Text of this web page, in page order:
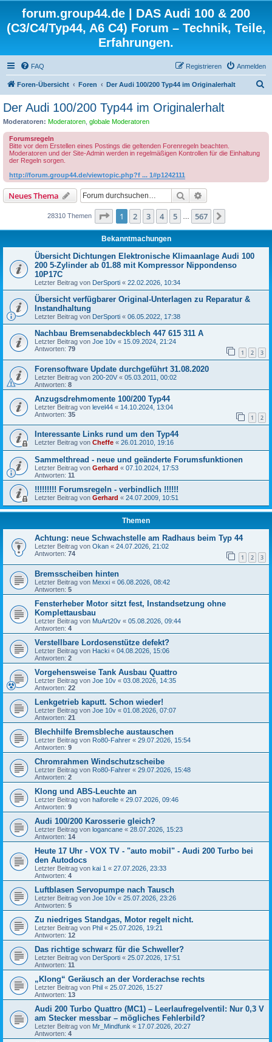
forum.group44.de | DAS Audi 100 & 200
(C3/C4/Typ44, A6 C4) Forum – Technik, Teile,
Erfahrungen.
FAQ Anmelden
Registrieren
Foren-Übersicht Foren Der Audi 100/200 Typ44 im Originalerhalt
Der Audi 100/200 Typ44 im Originalerhalt
Moderatoren: Moderatoren globale Moderatoren
Forumsregeln
Bitte vor dem Erstellen eines Postings die geltenden Forenregeln beachten.
Moderatoren und der Site-Admin werden in regelmäßigen Kontrollen für die Einhaltung
der Regeln sorgen.
http://forum.group44.de/viewtopic.php?f ... 1#p1242111
Neues Thema Suche
28310 Themen Seite 1von 567
1 2 3 4 5 567
Bekanntmachungen
Übersicht Dichtungen Elektronische Klimaanlage Audi 100
200 5-Zylinder ab 01.88 mit Kompressor Nippondenso
10P17C
Letzter Beitrag von DerSporti « 22.02.2026, 10:34
Übersicht verfügbarer Original-Unterlagen zu Reparatur &
Instandhaltung
Letzter Beitrag von DerSporti « 06.05.2022, 17:38
Nachbau Bremsenabdeckblech 447 615 311 A
Letzter Beitrag von Joe 10v « 15.09.2024, 21:24
Antworten: 79 1 2 3
Forensoftware Update durchgeführt 31.08.2020
Letzter Beitrag von 200-20V « 05.03.2011, 00:02
Antworten: 8
Anzugsdrehmomente 100/200 Typ44
Letzter Beitrag von level44 « 14.10.2024, 13:04
Antworten: 35 1 2
Interessante Links rund um den Typ44
Letzter Beitrag von Cheffe « 26.01.2010, 19:16
Sammelthread - neue und geänderte Forumsfunktionen
Letzter Beitrag von Gerhard « 07.10.2024, 17:53
Antworten: 11
!!!!!!!!! Forumsregeln - verbindlich !!!!!!
Letzter Beitrag von Gerhard « 24.07.2009, 10:51
Themen
Achtung: neue Schwachstelle am Radhaus beim Typ 44
Letzter Beitrag von Okan « 24.07.2026, 21:02
Antworten: 74 1 2 3
Bremsscheiben hinten
Letzter Beitrag von Mexxi « 06.08.2026, 08:42
Antworten: 5
Fensterheber Motor sitzt fest, Instandsetzung ohne
Komplettausbau
Letzter Beitrag von MuArt20v « 05.08.2026, 09:44
Antworten: 4
Verstellbare Lordosenstütze defekt?
Letzter Beitrag von Hacki « 04.08.2026, 15:06
Antworten: 2
Vorgehensweise Tank Ausbau Quattro
Letzter Beitrag von Joe 10v « 03.08.2026, 14:35
Antworten: 22
Lenkgetrieb kaputt. Schon wieder!
Letzter Beitrag von Joe 10v « 01.08.2026, 07:07
Antworten: 21
Blechhilfe Bremsbleche austauschen
Letzter Beitrag von Ro80-Fahrer « 29.07.2026, 15:54
Antworten: 9
Chromrahmen Windschutzscheibe
Letzter Beitrag von Ro80-Fahrer « 29.07.2026, 15:48
Antworten: 2
Klong und ABS-Leuchte an
Letzter Beitrag von haiforelle « 29.07.2026, 09:46
Antworten: 9
Audi 100/200 Karosserie gleich?
Letzter Beitrag von logancane « 28.07.2026, 15:23
Antworten: 14
Heute 17 Uhr - VOX TV - "auto mobil" - Audi 200 Turbo bei
den Autodocs
Letzter Beitrag von kai 1 « 27.07.2026, 23:33
Antworten: 4
Luftblasen Servopumpe nach Tausch
Letzter Beitrag von Joe 10v « 25.07.2026, 23:26
Antworten: 5
Zu niedriges Standgas, Motor regelt nicht.
Letzter Beitrag von Phil « 25.07.2026, 19:21
Antworten: 12
Das richtige schwarz für die Schweller?
Letzter Beitrag von DerSporti « 25.07.2026, 17:51
Antworten: 11
„Klong“ Geräusch an der Vorderachse rechts
Letzter Beitrag von Phil « 25.07.2026, 15:27
Antworten: 13
Audi 200 Turbo Quattro (MC1) – Leerlaufregelventil: Nur 0,3 V
am Stecker messbar – mögliches Fehlerbild?
Letzter Beitrag von Mr_Mindfunk « 17.07.2026, 20:27
Antworten: 4